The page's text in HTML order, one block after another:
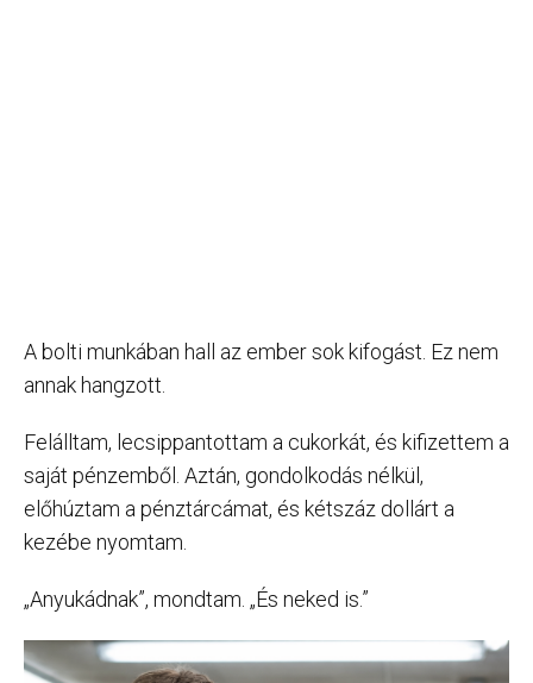
A bolti munkában hall az ember sok kifogást. Ez nem
annak hangzott.
Felálltam, lecsippantottam a cukorkát, és kifizettem a
saját pénzemből. Aztán, gondolkodás nélkül,
előhúztam a pénztárcámat, és kétszáz dollárt a
kezébe nyomtam.
„Anyukádnak”, mondtam. „És neked is.”